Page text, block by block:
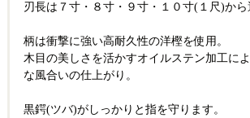
刃長は７寸・８寸・９寸・１０寸(１尺)から
柄は衝撃に強い高耐久性の洋樫を使用。
木目の美しさを活かすオイルステン加工に
な風合いの仕上がり。
黒鍔(ツバ)がしっかりと指を守ります。